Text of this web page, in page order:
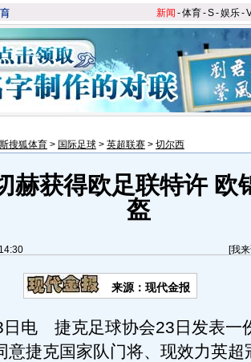
新闻 -体育-S-娱乐-
搜狐体育 > 国际足球 > 英超联赛 > 切尔西
赫获得欧足联特许 欧
盔
[我
来源：现代金报
捷克足球协会23日发表一
意捷克国家队门将、现效力英超